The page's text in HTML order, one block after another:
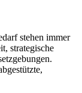
stehen immer
strategische